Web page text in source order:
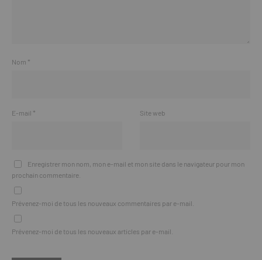
Nom *
E-mail * Site web
Enregistrer mon nom, mon e-mail et mon site dans le navigateur pour mon
prochain commentaire.
Prévenez-moi de tous les nouveaux commentaires par e-mail.
Prévenez-moi de tous les nouveaux articles par e-mail.